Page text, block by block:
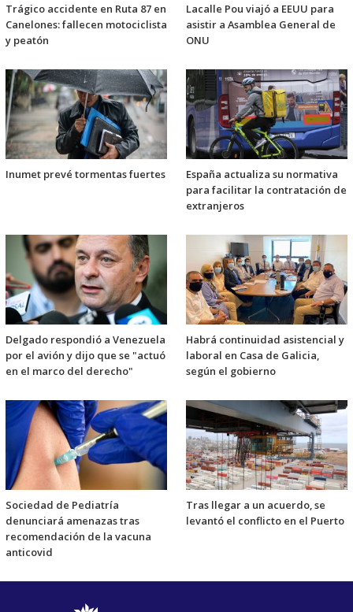
Trágico accidente en Ruta 87 en
Canelones: fallecen motociclista
y peatón
Lacalle Pou viajó a EEUU para
asistir a Asamblea General de
ONU
Inumet prevé tormentas fuertes
España actualiza su normativa
para facilitar la contratación de
extranjeros
Delgado respondió a Venezuela
por el avión y dijo que se "actuó
en el marco del derecho"
Habrá continuidad asistencial y
laboral en Casa de Galicia,
según el gobierno
Sociedad de Pediatría
denunciará amenazas tras
recomendación de la vacuna
anticovid
Tras llegar a un acuerdo, se
levantó el conflicto en el Puerto